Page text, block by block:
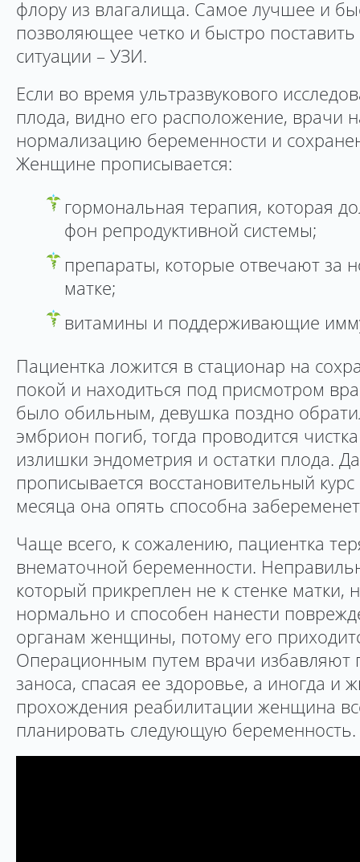
флору из влагалища. Самое лучшее и
позволяющее четко и быстро поставить
ситуации – УЗИ.
Если во время ультразвукового
плода, видно его расположение, врачи
нормализацию беременности и
Женщине прописывается:
гормональная терапия, которая
фон репродуктивной системы;
препараты, которые отвечают за
матке;
витамины и поддерживающие
Пациентка ложится в стационар на
покой и находиться под присмотром
было обильным, девушка поздно
эмбрион погиб, тогда проводится
излишки эндометрия и остатки плода.
прописывается восстановительный
месяца она опять способна
Чаще всего, к сожалению, пациентка
внематочной беременности.
который прикреплен не к стенке матки,
нормально и способен нанести
органам женщины, потому его
Операционным путем врачи избавляют
заноса, спасая ее здоровье, а иногда и
прохождения реабилитации женщина
планировать следующую беременность.